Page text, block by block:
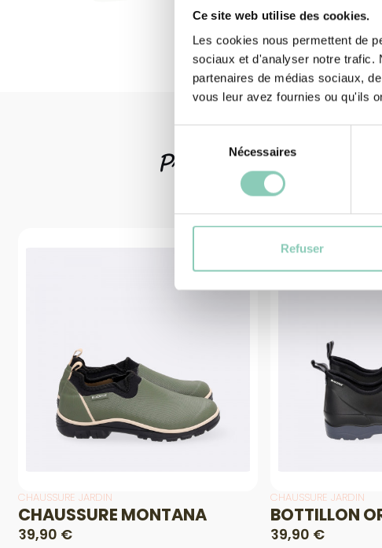
Ce site web utilise des cookies.
Les cookies nous permettent de
sociaux et d'analyser notre trafic.
partenaires de médias sociaux,
vous leur avez fournies ou qu'ils
du
consentement
Nécessaires
Refuser
Produits associés
CHAUSSURE JARDIN
CHAUSSURE MONTANA
39,90 €
CHAUSSURE JARDIN
BOTTILLON
39,90 €